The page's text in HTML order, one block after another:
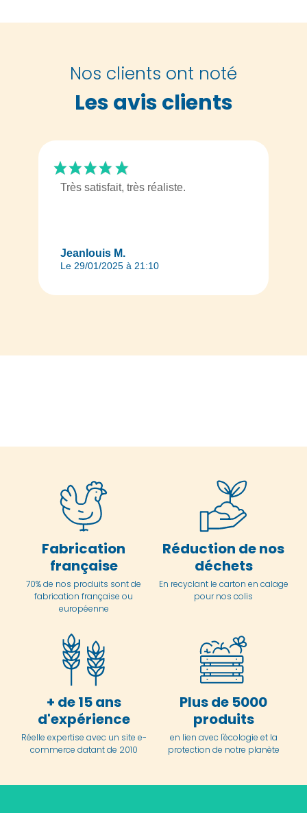
Nos clients ont noté
Les avis clients
Jeanlouis M.
Le 29/01/2025 à 21:10
Très satisfait, très réaliste.
Fabrication
française
70% de nos produits sont de
fabrication française ou
européenne
Réduction de nos
déchets
En recyclant le carton en calage
pour nos colis
+ de 15 ans
d'expérience
Réelle expertise avec un site e-
commerce datant de 2010
Plus de 5000
produits
en lien avec l'écologie et la
protection de notre planète